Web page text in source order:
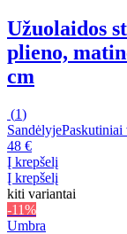
Užuolaidos
plieno,
cm
(1)
SandėlyjePaskutiniai
48 €
Į krepšelį
Į krepšelį
kiti variantai
-11%
Umbra